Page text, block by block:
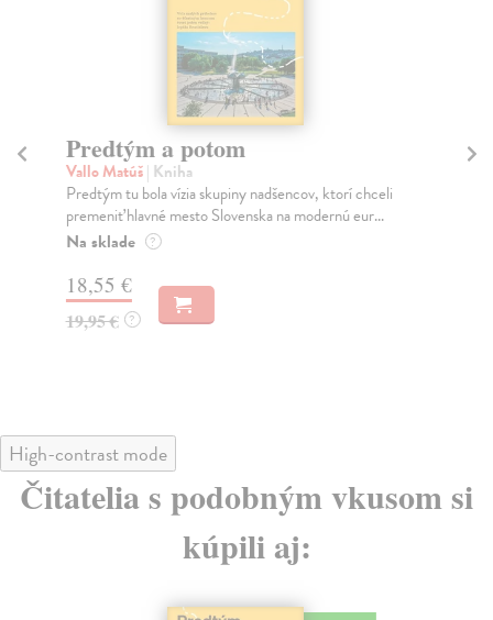
Predtým a potom
Vallo Matúš| Kniha
Predtým tu bola vízia skupiny nadšencov, ktorí chceli
premeniť hlavné mesto Slovenska na modernú eur...
Na sklade ?
18,55 €
19,95 € ?
High-contrast mode
Čitatelia s podobným vkusom si
kúpili aj: